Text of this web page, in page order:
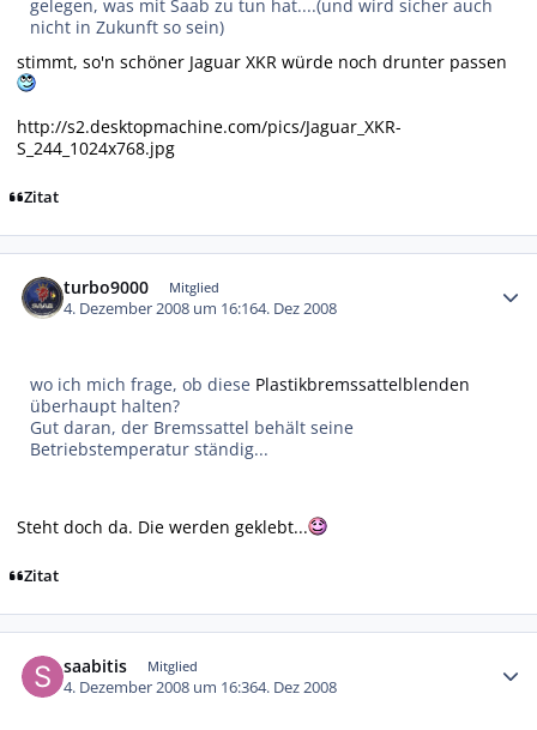
gelegen, was mit Saab zu tun hat....(und wird sicher auch
nicht in Zukunft so sein)
stimmt, so'n schöner Jaguar XKR würde noch drunter passen
http://s2.desktopmachine.com/pics/Jaguar_XKR-
S_244_1024x768.jpg
Zitat
turbo9000 Mitglied
4. Dezember 2008 um 16:164. Dez 2008
wo ich mich frage, ob diese Plastikbremssattelblenden
überhaupt halten?
Gut daran, der Bremssattel behält seine
Betriebstemperatur ständig...
Steht doch da. Die werden geklebt...
Zitat
saabitis Mitglied
4. Dezember 2008 um 16:364. Dez 2008